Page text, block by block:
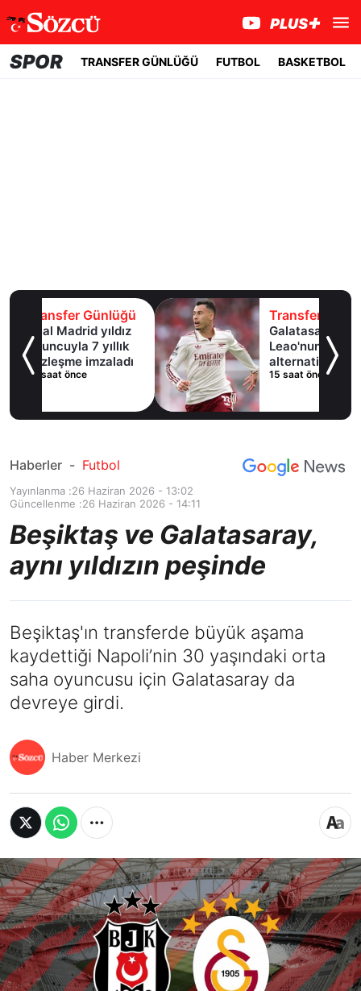
SPOR TRANSFER GÜNLÜĞÜ FUTBOL BASKETBOL
Transfer Günlüğü
Galatasaray
Leao'nun
alternatifini
Arsenal'de buldu
15 saat önce
Haberler - Futbol
Yayınlanma :26 Haziran 2026 - 13:02
Güncellenme :26 Haziran 2026 - 14:11
Beşiktaş ve Galatasaray,
aynı yıldızın peşinde
Beşiktaş'ın transferde büyük aşama
kaydettiği Napoli’nin 30 yaşındaki orta
saha oyuncusu için Galatasaray da
devreye girdi.
Haber Merkezi